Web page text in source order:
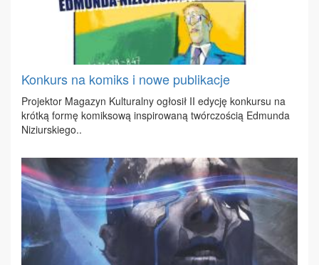
Konkurs na komiks i nowe publikacje
Pro­jek­tor Ma­ga­zyn Kul­tu­ral­ny ogło­sił II edy­cję kon­kur­su na
krót­ką for­mę ko­mik­so­wą in­spi­ro­wa­ną twór­czo­ścią Ed­mun­da
Ni­ziur­skie­go..